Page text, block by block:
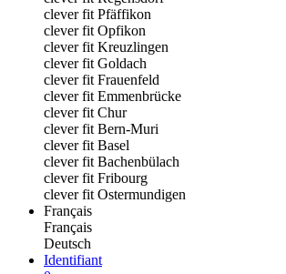
clever fit Pfäffikon
clever fit Opfikon
clever fit Kreuzlingen
clever fit Goldach
clever fit Frauenfeld
clever fit Emmenbrücke
clever fit Chur
clever fit Bern-Muri
clever fit Basel
clever fit Bachenbülach
clever fit Fribourg
clever fit Ostermundigen
Français
Français
Deutsch
Identifiant